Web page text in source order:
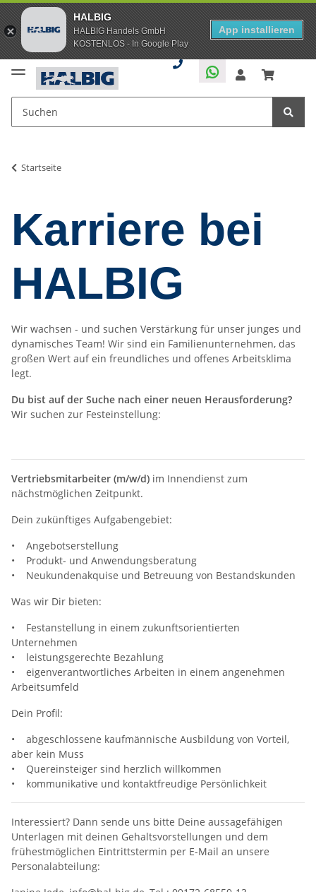
HALBIG
HALBIG Handels GmbH
KOSTENLOS - In Google Play
App installieren
Startseite
Karriere bei
HALBIG
Wir wachsen - und suchen Verstärkung für unser junges und
dynamisches Team! Wir sind ein Familienunternehmen, das
großen Wert auf ein freundliches und offenes Arbeitsklima
legt.
Du bist auf der Suche nach einer neuen Herausforderung?
Wir suchen zur Festeinstellung:
Vertriebsmitarbeiter (m/w/d) im Innendienst zum
nächstmöglichen Zeitpunkt.
Dein zukünftiges Aufgabengebiet:
• Angebotserstellung
• Produkt- und Anwendungsberatung
• Neukundenakquise und Betreuung von Bestandskunden
Was wir Dir bieten:
• Festanstellung in einem zukunftsorientierten
Unternehmen
• leistungsgerechte Bezahlung
• eigenverantwortliches Arbeiten in einem angenehmen
Arbeitsumfeld
Dein Profil:
• abgeschlossene kaufmännische Ausbildung von Vorteil,
aber kein Muss
• Quereinsteiger sind herzlich willkommen
• kommunikative und kontaktfreudige Persönlichkeit
Interessiert? Dann sende uns bitte Deine aussagefähigen
Unterlagen mit deinen Gehaltsvorstellungen und dem
frühestmöglichen Eintrittstermin per E-Mail an unsere
Personalabteilung: